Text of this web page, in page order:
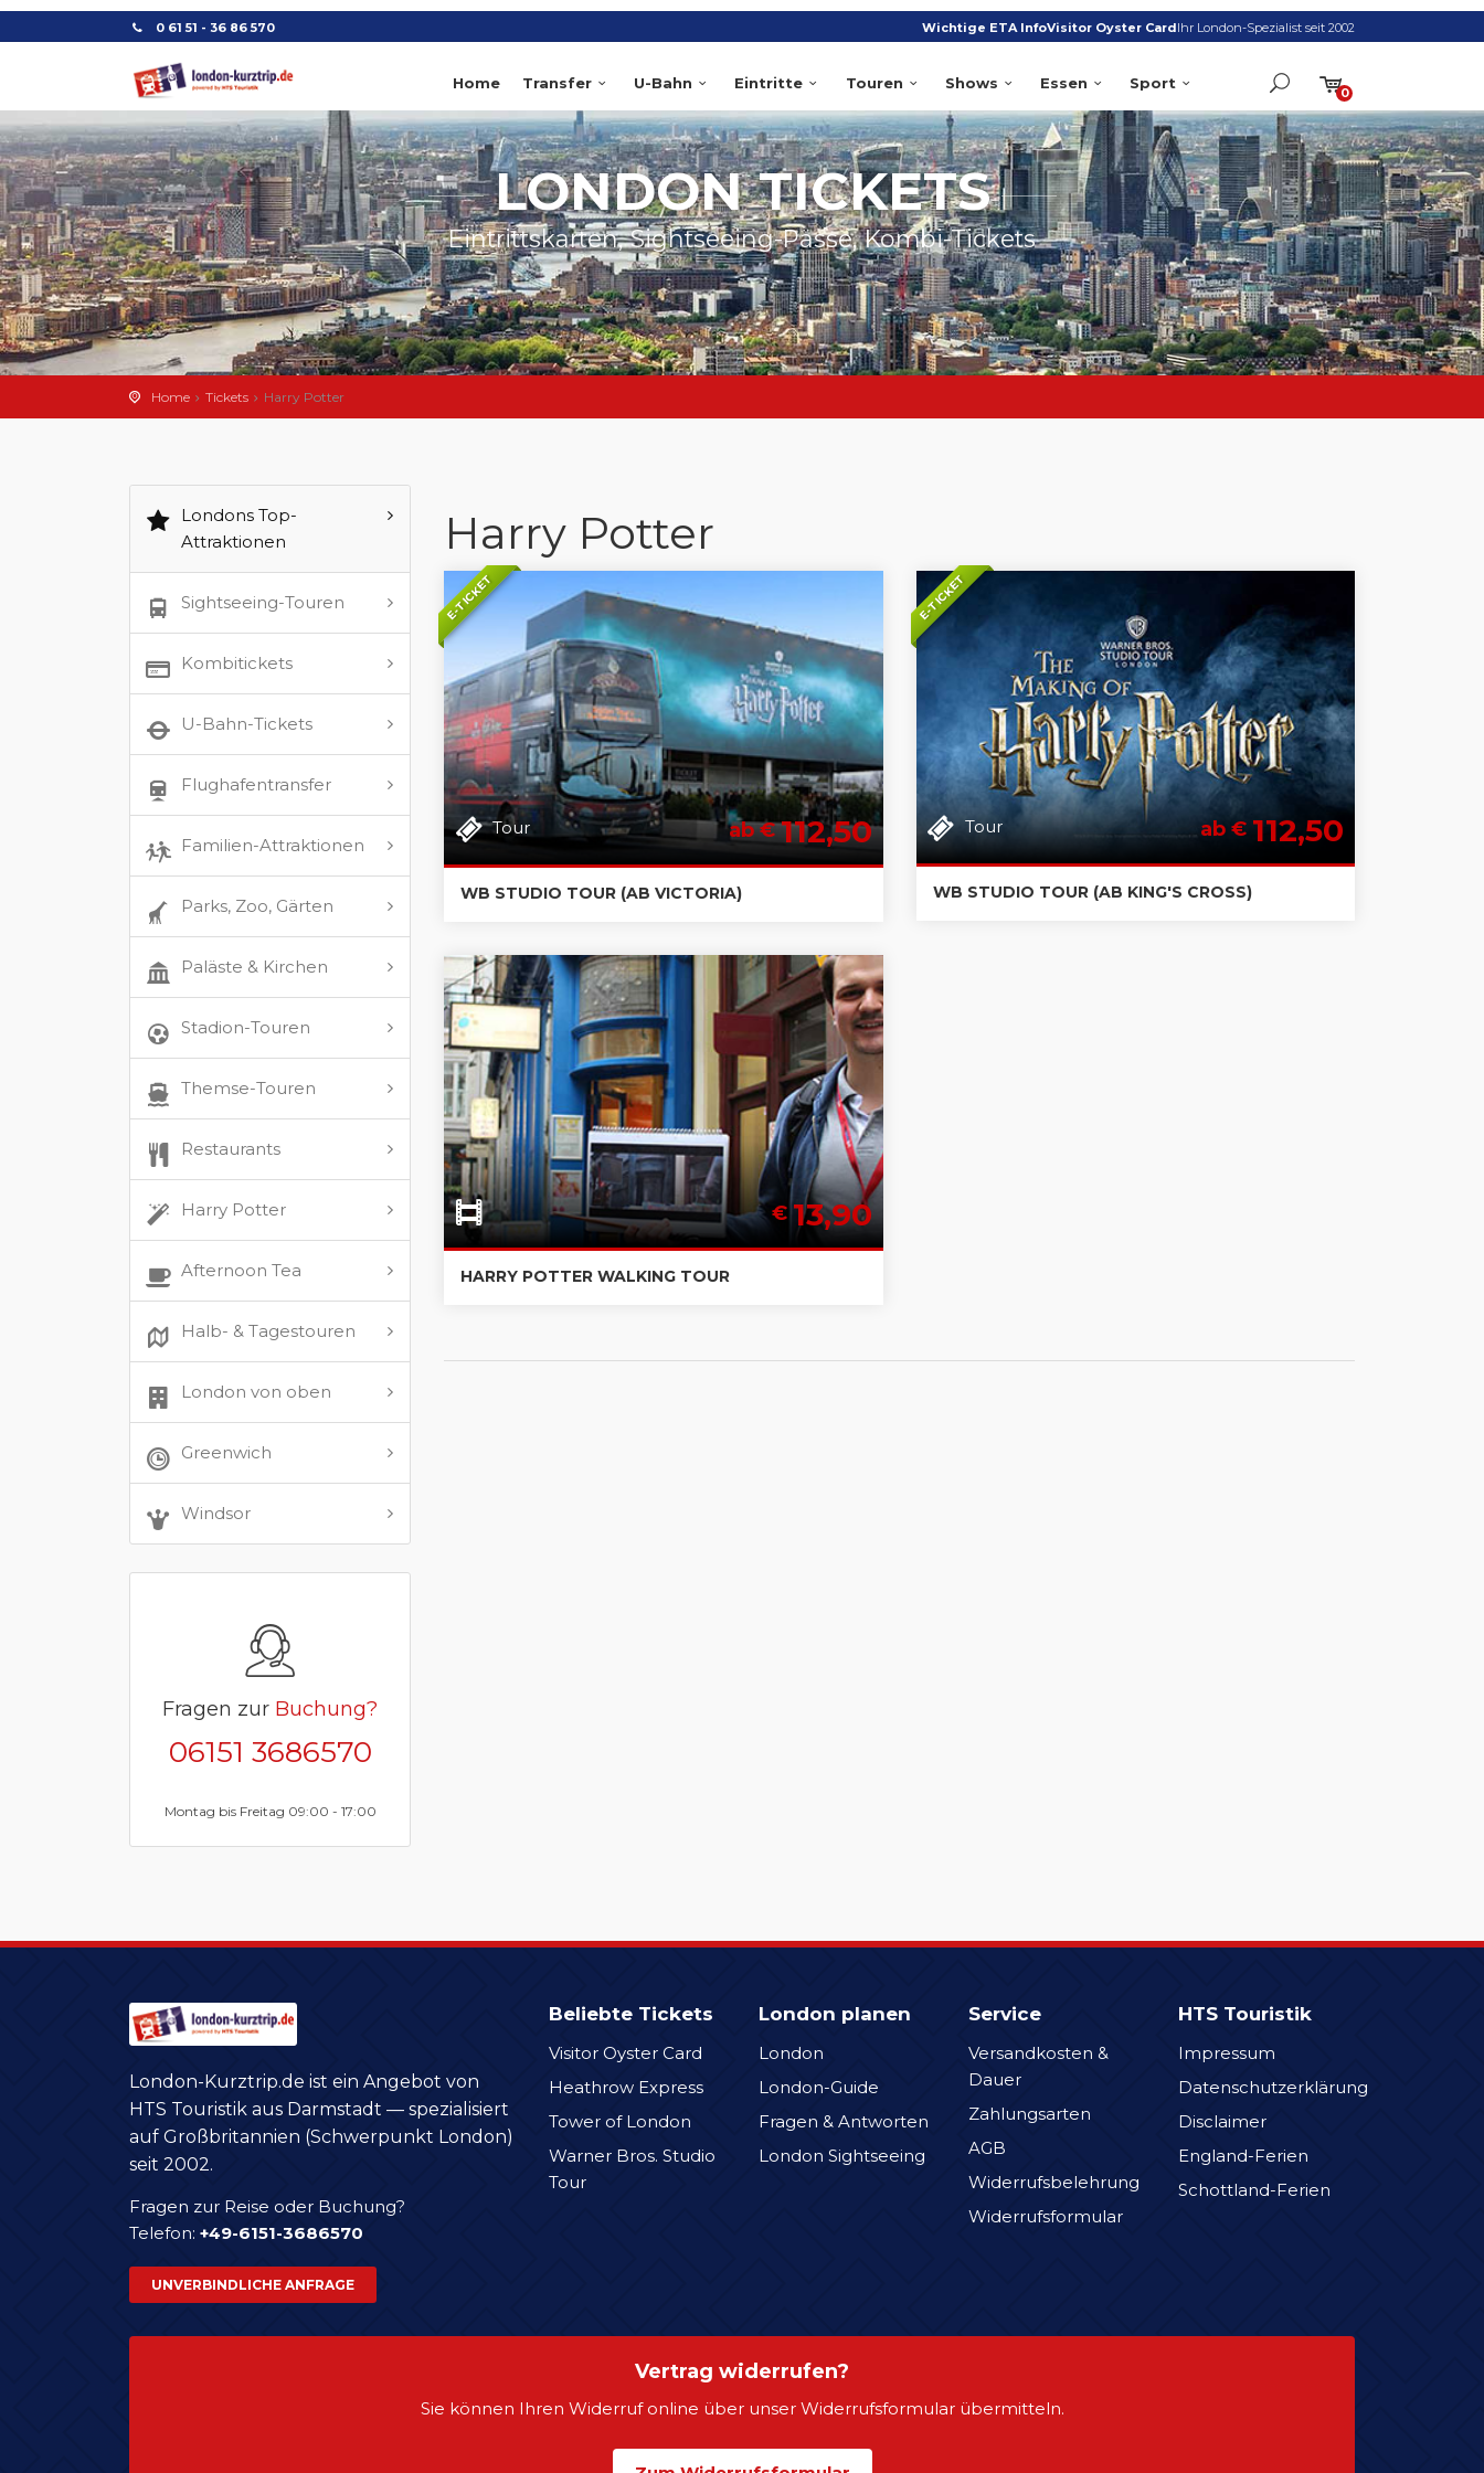
0 61 51 - 36 86 570 Wichtige ETA InfoVisitor Oyster CardIhr London-Spezialist seit 2002
Home Transfer U-Bahn Eintritte Touren Shows Essen Sport
0
LONDON TICKETS
Eintrittskarten, Sightseeing-Pässe, Kombi-Tickets
Home Tickets Harry Potter
Londons Top-
Attraktionen
Sightseeing-Touren
Kombitickets
U-Bahn-Tickets
Flughafentransfer
Familien-Attraktionen
Parks, Zoo, Gärten
Paläste & Kirchen
Stadion-Touren
Themse-Touren
Restaurants
Harry Potter
Afternoon Tea
Halb- & Tagestouren
London von oben
Greenwich
Windsor
Fragen zur Buchung?
06151 3686570
Montag bis Freitag 09:00 - 17:00
Harry Potter
E-TICKET
Tour ab €112,50
WB STUDIO TOUR (AB VICTORIA)
E-TICKET
Tour ab € 112,50
WB STUDIO TOUR (AB KING'S CROSS)
€13,90
HARRY POTTER WALKING TOUR
London-Kurztrip.de ist ein Angebot von
HTS Touristik aus Darmstadt — spezialisiert
auf Großbritannien (Schwerpunkt London)
seit 2002.
Fragen zur Reise oder Buchung?
Telefon: +49-6151-3686570
UNVERBINDLICHE ANFRAGE
Beliebte Tickets
Visitor Oyster Card
Heathrow Express
Tower of London
Warner Bros. Studio
Tour
London planen
London
London-Guide
Fragen & Antworten
London Sightseeing
Service
Versandkosten &
Dauer
Zahlungsarten
AGB
Widerrufsbelehrung
Widerrufsformular
HTS Touristik
Impressum
Datenschutzerklärung
Disclaimer
England-Ferien
Schottland-Ferien
Vertrag widerrufen?
Sie können Ihren Widerruf online über unser Widerrufsformular übermitteln.